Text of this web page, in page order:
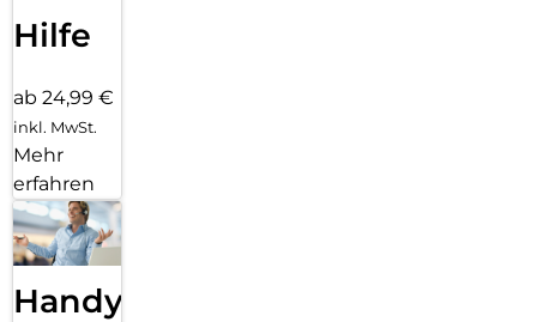
Hilfe
ab 24,99 €
inkl. MwSt.
Mehr
erfahren
Handy